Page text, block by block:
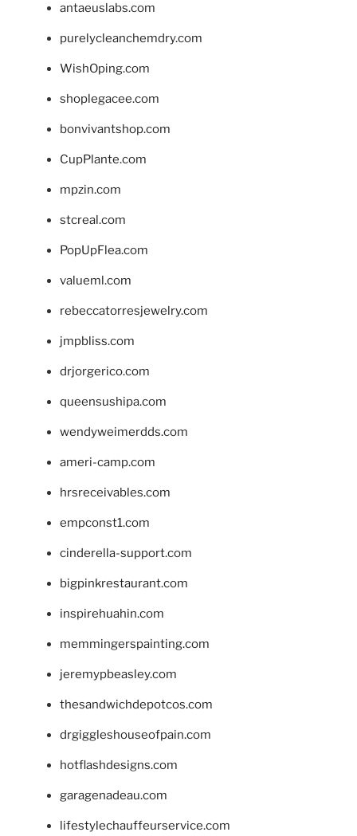
antaeuslabs.com
purelycleanchemdry.com
WishOping.com
shoplegacee.com
bonvivantshop.com
CupPlante.com
mpzin.com
stcreal.com
PopUpFlea.com
valueml.com
rebeccatorresjewelry.com
jmpbliss.com
drjorgerico.com
queensushipa.com
wendyweimerdds.com
ameri-camp.com
hrsreceivables.com
empconst1.com
cinderella-support.com
bigpinkrestaurant.com
inspirehuahin.com
memmingerspainting.com
jeremypbeasley.com
thesandwichdepotcos.com
drgiggleshouseofpain.com
hotflashdesigns.com
garagenadeau.com
lifestylechauffeurservice.com